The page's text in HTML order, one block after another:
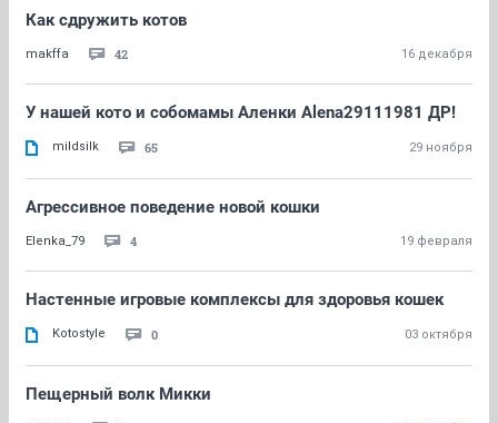
Как сдружить котов
makffa 42 16 декабря
У нашей кото и собомамы Аленки Alena29111981 ДР!
mildsilk 65 29 ноября
Агрессивное поведение новой кошки
Elenka_79 4 19 февраля
Настенные игровые комплексы для здоровья кошек
Kotostyle 0 03 октября
Пещерный волк Микки